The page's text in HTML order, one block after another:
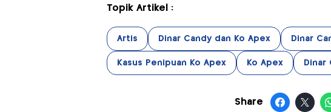
Topik Artikel :
Artis Dinar Candy dan Ko Apex Dinar
Kasus Penipuan Ko Apex Ko Apex Dinar
Share